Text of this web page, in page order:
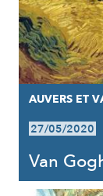
AUVERS ET
27/05/2020
Van